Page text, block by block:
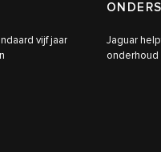
vijf jaar
Jaguar
onderhoud